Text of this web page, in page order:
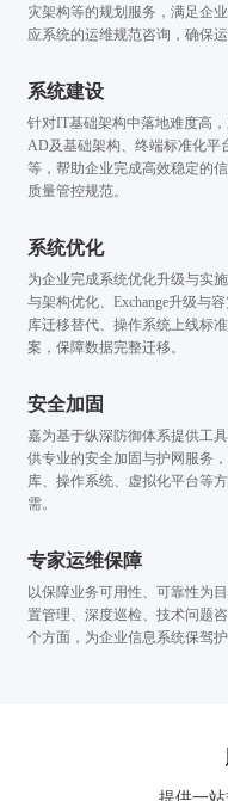
灾架构等的规划服务，满足企
应系统的运维规范咨询，确保
系统建设
针对IT基础架构中落地难度高
AD及基础架构、终端标准化平
等，帮助企业完成高效稳定的
质量管控规范。
系统优化
为企业完成系统优化升级与实
与架构优化、Exchange升级与
库迁移替代、操作系统上线标
案，保障数据完整迁移。
安全加固
嘉为基于纵深防御体系提供工
供专业的安全加固与护网服务
库、操作系统、虚拟化平台等
需。
专家运维保障
以保障业务可用性、可靠性为
置管理、深度巡检、技术问题
个方面，为企业信息系统保驾护